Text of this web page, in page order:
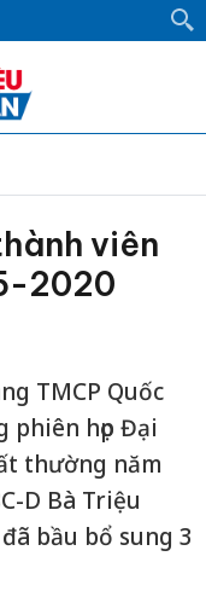
viên
2020
TMCP Quốc
phiên họp Đại
thường năm
D Bà Triệu
bầu bổ sung 3